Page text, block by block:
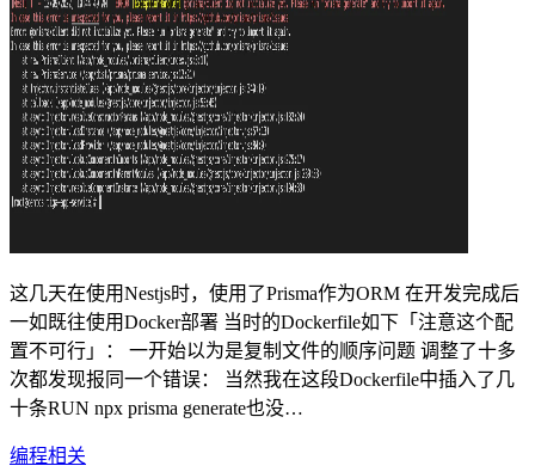
这几天在使用Nestjs时，使用了Prisma作为ORM 在开发完成后
一如既往使用Docker部署 当时的Dockerfile如下「注意这个配
置不可行」： 一开始以为是复制文件的顺序问题 调整了十多
次都发现报同一个错误： 当然我在这段Dockerfile中插入了几
十条RUN npx prisma generate也没…
编程相关